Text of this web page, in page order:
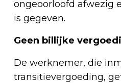
ongeoorloofd afwezig
is gegeven.
Geen billijke
De werknemer, die
transitievergoeding,